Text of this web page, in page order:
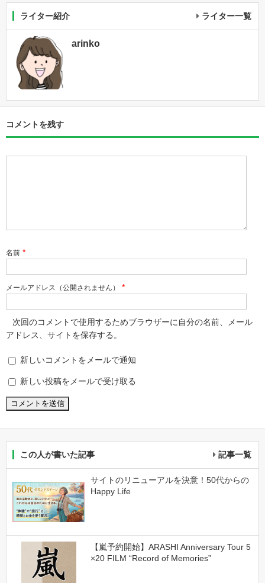
ライター紹介 ライター一覧
arinko
コメントを残す
名前 *
メールアドレス（公開されません） *
次回のコメントで使用するためブラウザーに自分の名前、メール
アドレス、サイトを保存する。
新しいコメントをメールで通知
新しい投稿をメールで受け取る
この人が書いた記事 記事一覧
サイトのリニューアルを決意！50代からの
Happy Life
【嵐予約開始】ARASHI Anniversary Tour 5
×20 FILM “Record of Memories”